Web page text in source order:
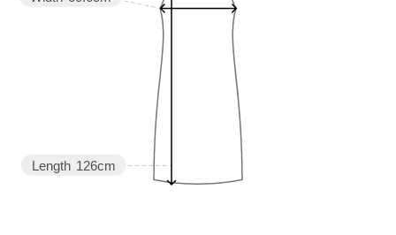
Length 126cm